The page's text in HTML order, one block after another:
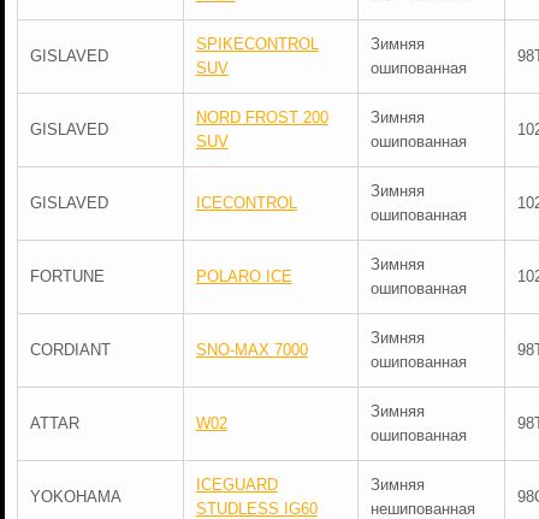
GISLAVED
SPIKECONTROL
SUV
Зимняя
ошипованная
GISLAVED
NORD FROST 200
SUV
Зимняя
ошипованная
GISLAVED ICECONTROL
Зимняя
ошипованная
FORTUNE POLARO ICE
Зимняя
ошипованная
CORDIANT SNO-MAX 7000
Зимняя
ошипованная
ATTAR W02
Зимняя
ошипованная
YOKOHAMA
ICEGUARD
STUDLESS IG60
Зимняя
нешипованная